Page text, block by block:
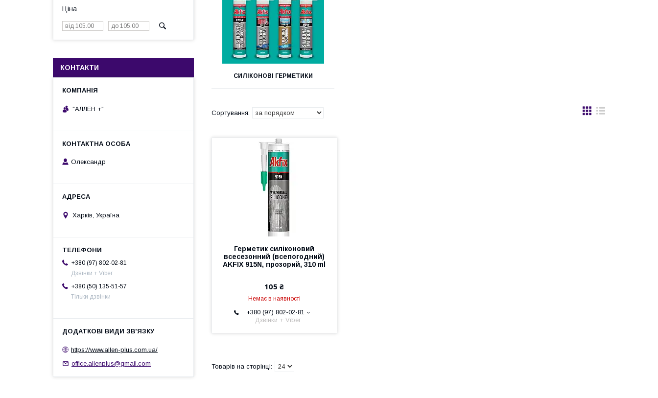
СИЛІКОНОВІ ГЕРМЕТИКИ
Герметик силіконовий
всесезонний (всепогодний)
AKFIX 915N, прозорий, 310 ml
105 ₴
Немає в наявності
+380 (97) 802-02-81
Дзвінки + Viber
Ціна
КОНТАКТИ
"АЛЛЕН +"
Олександр
Харків, Україна
+380 (97) 802-02-81
Дзвінки + Viber
+380 (50) 135-51-57
Тільки дзвінки
https://www.allen-plus.com.ua/
office.allenplus@gmail.com